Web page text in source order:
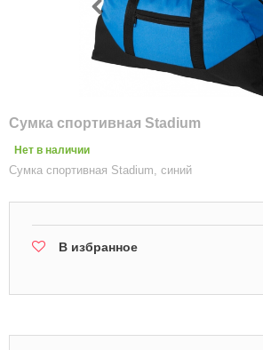
Сумка спортивная Stadium
Нет в наличии
Сумка спортивная Stadium, синий
В избранное